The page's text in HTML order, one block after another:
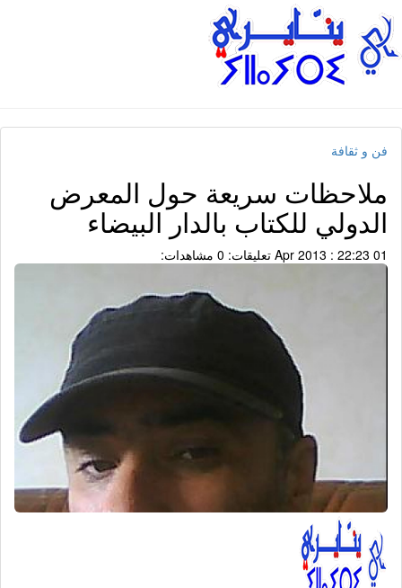
فن و ثقافة
ملاحظات سريعة حول المعرض
الدولي للكتاب بالدار البيضاء
تعليقات: 0 مشاهدات: